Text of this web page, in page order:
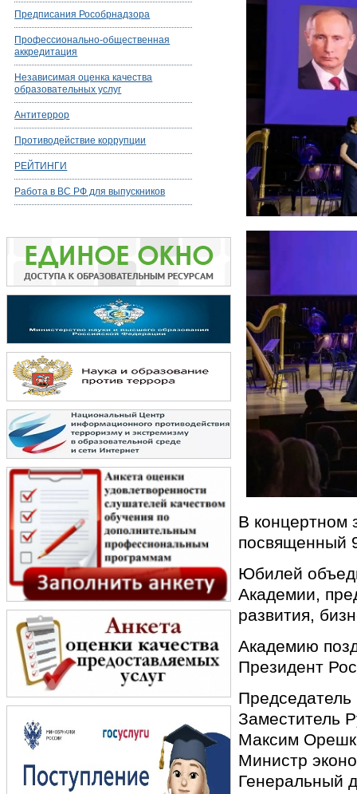
Предписания Рособрнадзора
Профессионально-общественная
аккредитация
Независимая оценка качества
образовательных услуг
Антитеррор
Противодействие коррупции
РЕЙТИНГИ
Работа в ВС РФ для выпускников
В концертном
посвященный
Юбилей
Академии,
развития,
Академию
Президент
Заместитель
Максим
Министр
Генеральный